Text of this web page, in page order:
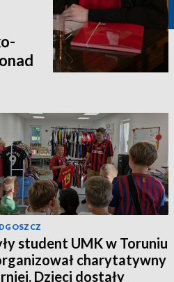
student UMK w Toruniu
charytatywny
Dzieci dostały